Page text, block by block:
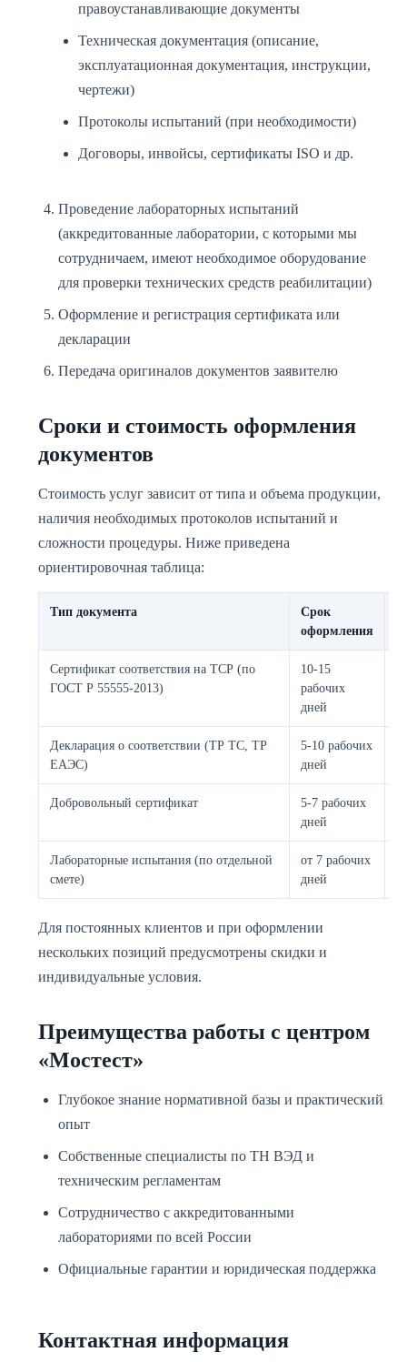
правоустанавливающие документы
Техническая документация (описание,
эксплуатационная документация, инструкции,
чертежи)
Протоколы испытаний (при необходимости)
Договоры, инвойсы, сертификаты ISO и др.
Проведение лабораторных испытаний
(аккредитованные лаборатории, с которыми мы
сотрудничаем, имеют необходимое оборудование
для проверки технических средств реабилитации)
Оформление и регистрация сертификата или
декларации
Передача оригиналов документов заявителю
Сроки и стоимость оформления
документов
Стоимость услуг зависит от типа и объема продукции,
наличия необходимых протоколов испытаний и
сложности процедуры. Ниже приведена
ориентировочная таблица:
Тип документа
Срок
оформления
Сертификат соответствия на ТСР (по
ГОСТ Р 55555-2013)
10-15
рабочих
дней
Декларация о соответствии (ТР ТС, ТР
ЕАЭС)
5-10 рабочих
дней
Добровольный сертификат
5-7 рабочих
дней
Лабораторные испытания (по отдельной
смете)
от 7 рабочих
дней
Для постоянных клиентов и при оформлении
нескольких позиций предусмотрены скидки и
индивидуальные условия.
Преимущества работы с центром
«Мостест»
Глубокое знание нормативной базы и практический
опыт
Собственные специалисты по ТН ВЭД и
техническим регламентам
Сотрудничество с аккредитованными
лабораториями по всей России
Официальные гарантии и юридическая поддержка
Контактная информация